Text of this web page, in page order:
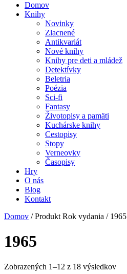
Domov
Knihy
Novinky
Zlacnené
Antikvariát
Nové knihy
Knihy pre deti a mládež
Detektívky
Beletria
Poézia
Sci-fi
Fantasy
Životopisy a pamäti
Kuchárske knihy
Cestopisy
Stopy
Verneovky
Časopisy
Hry
O nás
Blog
Kontakt
Domov / Produkt Rok vydania / 1965
1965
Zobrazených 1–12 z 18 výsledkov